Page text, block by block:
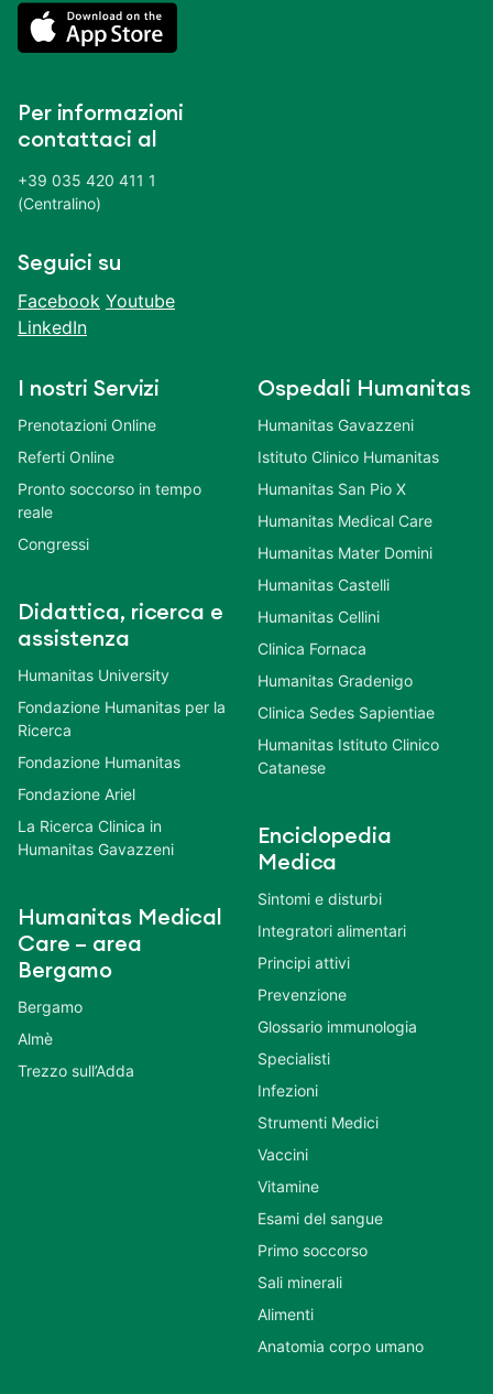
Per informazioni
contattaci al
+39 035 420 411 1
(Centralino)
Seguici su
Facebook Youtube
LinkedIn
I nostri Servizi
Prenotazioni Online
Referti Online
Pronto soccorso in tempo
reale
Congressi
Didattica, ricerca e
assistenza
Humanitas University
Fondazione Humanitas per la
Ricerca
Fondazione Humanitas
Fondazione Ariel
La Ricerca Clinica in
Humanitas Gavazzeni
Humanitas Medical
Care – area
Bergamo
Bergamo
Almè
Trezzo sull’Adda
Ospedali Humanitas
Humanitas Gavazzeni
Istituto Clinico Humanitas
Humanitas San Pio X
Humanitas Medical Care
Humanitas Mater Domini
Humanitas Castelli
Humanitas Cellini
Clinica Fornaca
Humanitas Gradenigo
Clinica Sedes Sapientiae
Humanitas Istituto Clinico
Catanese
Enciclopedia
Medica
Sintomi e disturbi
Integratori alimentari
Principi attivi
Prevenzione
Glossario immunologia
Specialisti
Infezioni
Strumenti Medici
Vaccini
Vitamine
Esami del sangue
Primo soccorso
Sali minerali
Alimenti
Anatomia corpo umano